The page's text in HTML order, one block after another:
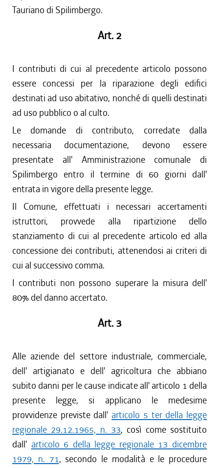
Tauriano di Spilimbergo.
Art. 2
I contributi di cui al precedente articolo possono
essere concessi per la riparazione degli edifici
destinati ad uso abitativo, nonché di quelli destinati
ad uso pubblico o al culto.
Le domande di contributo, corredate dalla
necessaria documentazione, devono essere
presentate all' Amministrazione comunale di
Spilimbergo entro il termine di 60 giorni dall'
entrata in vigore della presente legge.
Il Comune, effettuati i necessari accertamenti
istruttori, provvede alla ripartizione dello
stanziamento di cui al precedente articolo ed alla
concessione dei contributi, attenendosi ai criteri di
cui al successivo comma.
I contributi non possono superare la misura dell'
80% del danno accertato.
Art. 3
Alle aziende del settore industriale, commerciale,
dell' artigianato e dell' agricoltura che abbiano
subito danni per le cause indicate all' articolo 1 della
presente legge, si applicano le medesime
provvidenze previste dall' articolo 5 ter della legge
regionale 29.12.1965, n. 33, così come sostituito
dall' articolo 6 della legge regionale 13 dicembre
1979, n. 71, secondo le modalità e le procedure